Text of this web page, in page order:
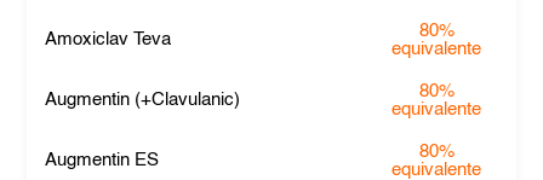
Amoxiclav Teva
80%
equivalente
Augmentin (+Clavulanic)
80%
equivalente
Augmentin ES
80%
equivalente